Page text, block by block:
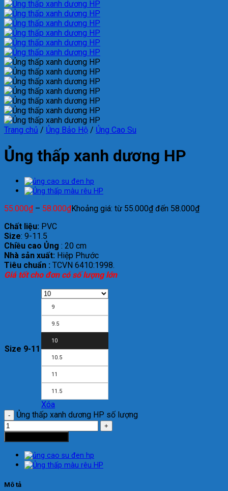
Trang chủ / Ủng Bảo Hộ / Ủng Cao Su
Ủng thấp xanh dương HP
55.000₫ – 58.000₫Khoảng giá: từ 55.000₫ đến 58.000₫
Chất liệu: PVC
Size: 9-11.5
Chiều cao Ủng : 20 cm
Nhà sản xuất: Hiệp Phước
Tiêu chuẩn : TCVN 6410:1998.
Giá tốt cho đơn có số lượng lớn
Size 9-11
9
9.5
10
10.5
11
11.5
Xóa
Ủng thấp xanh dương HP số lượng
Mô tả